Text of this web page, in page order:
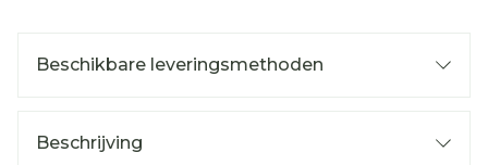
Beschikbare leveringsmethoden
Beschrijving